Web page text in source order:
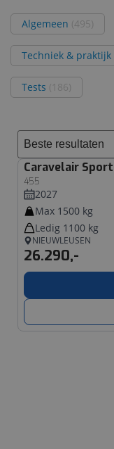
Algemeen (495)
Techniek & praktijk
Tests (186)